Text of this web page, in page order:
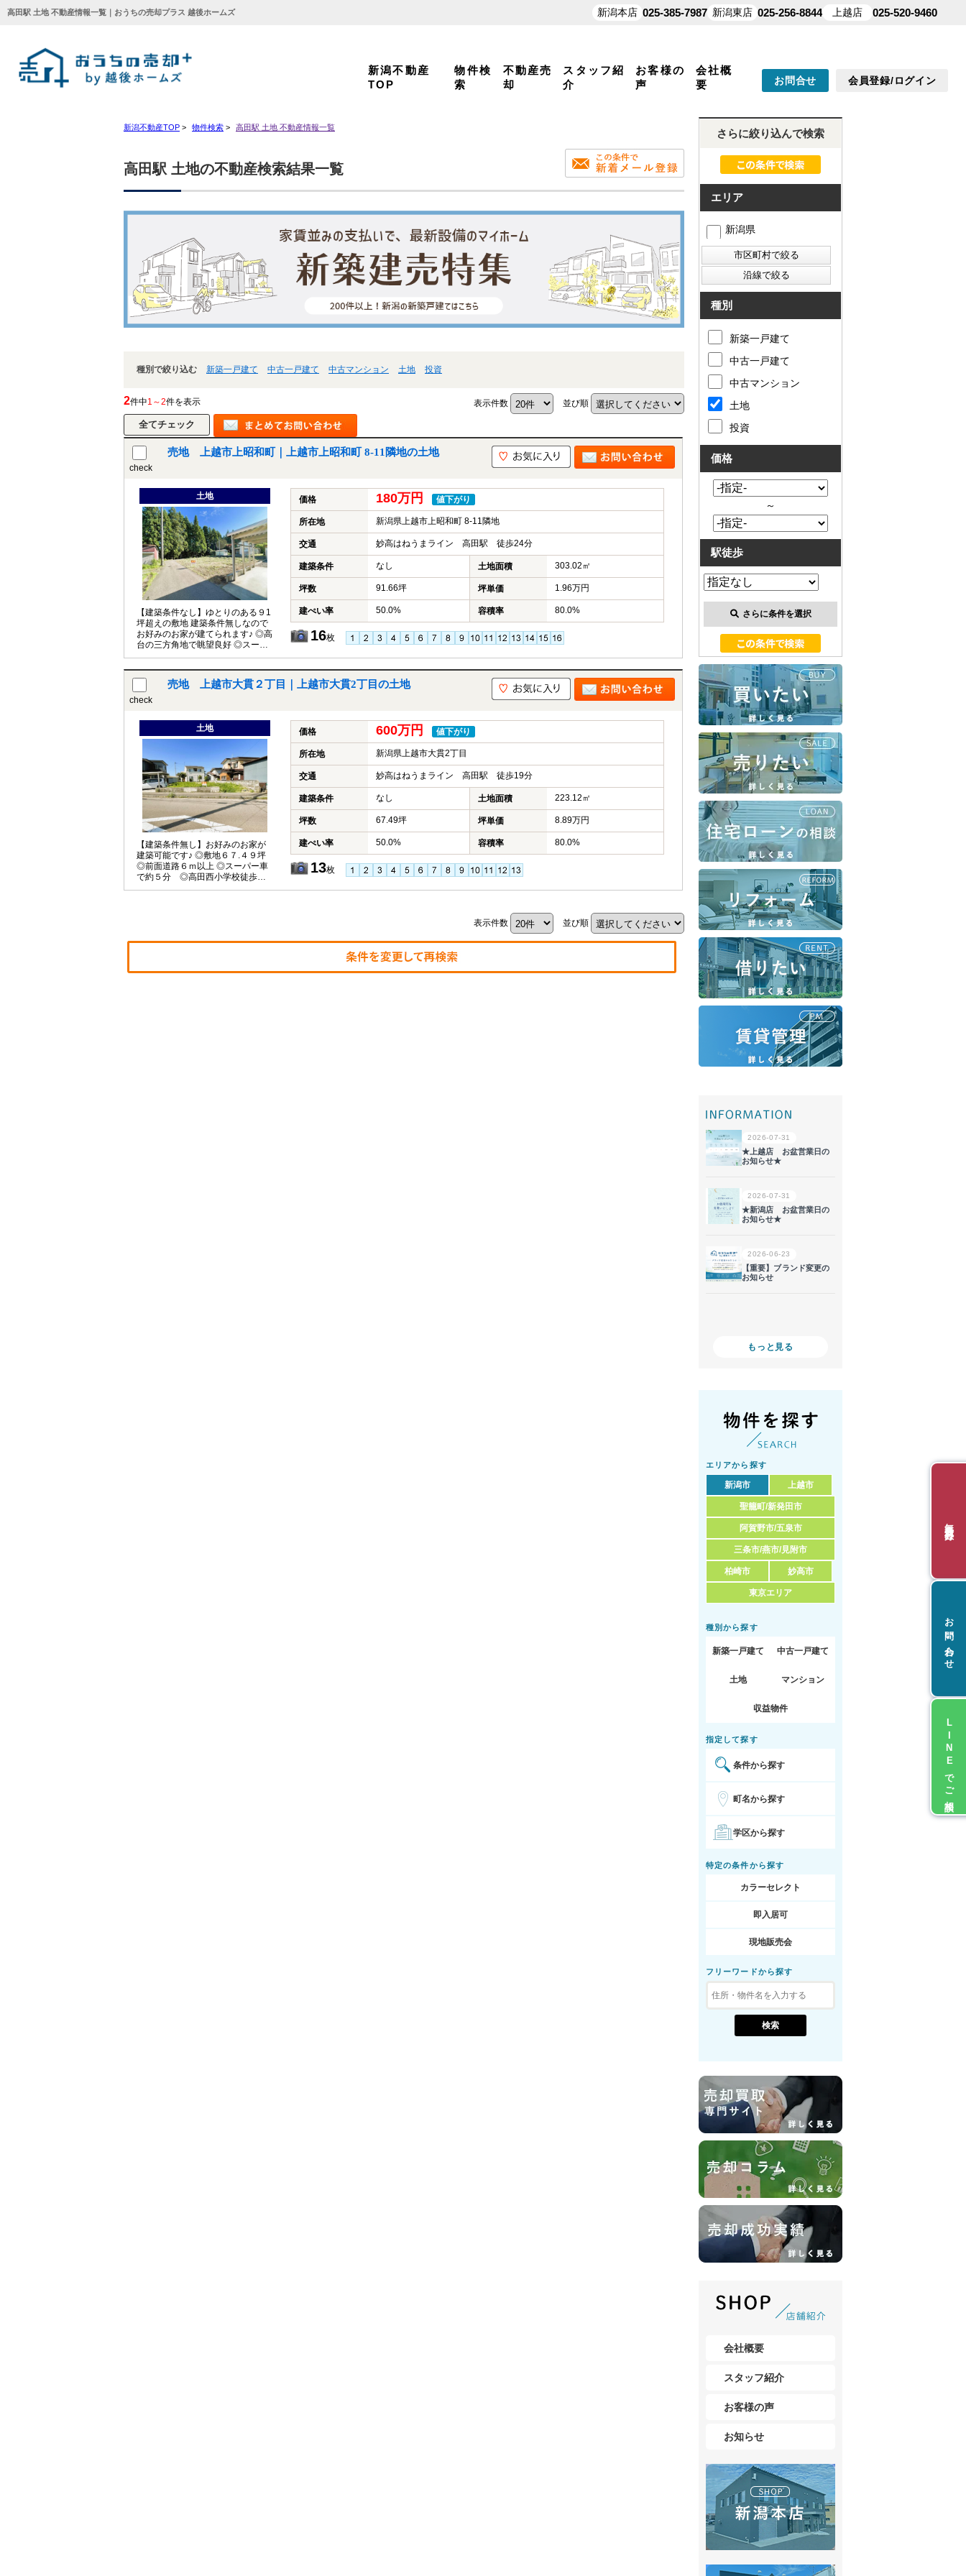
高田駅 土地 不動産情報一覧｜おうちの売却プラス 越後ホームズ
新潟不動産
TOP
物件検
索
不動産売
却
スタッフ紹
介
お客様の
声
会社概
要
お問合せ 会員登録/ログイン
新潟不動産TOP > 物件検索 > 高田駅 土地 不動産情報一覧
高田駅 土地の不動産検索結果一覧
種別で絞り込む 新築一戸建て 中古一戸建て 中古マンション 土地 投資
2件中1～2件を表示 表示件数 並び順
check
売地 上越市上昭和町｜上越市上昭和町 8-11隣地の土地
土地
【建築条件なし】ゆとりのある９1
坪超えの敷地 建築条件無しなので
お好みのお家が建てられます♪ ◎高
台の三方角地で眺望良好 ◎スーパ
価格 180万円 値下がり
所在地 新潟県上越市上昭和町 8-11隣地
交通 妙高はねうまライン 高田駅 徒歩24分
建築条件 なし 土地面積 303.02㎡
坪数 91.66坪 坪単価 1.96万円
建ぺい率 50.0% 容積率 80.0%
16枚
check
売地 上越市大貫２丁目｜上越市大貫2丁目の土地
土地
【建築条件無し】お好みのお家が
建築可能です♪ ◎敷地６７.４９坪
◎前面道路６ｍ以上 ◎スーパー車
で約５分 ◎高田西小学校徒歩約５
価格 600万円 値下がり
所在地 新潟県上越市大貫2丁目
交通 妙高はねうまライン 高田駅 徒歩19分
建築条件 なし 土地面積 223.12㎡
坪数 67.49坪 坪単価 8.89万円
建ぺい率 50.0% 容積率 80.0%
13枚
表示件数 並び順
さらに絞り込んで検索
エリア
新潟県
種別
新築一戸建て
中古一戸建て
中古マンション
土地
投資
価格
～
駅徒歩
さらに条件を選択
もっと見る
エリアから探す
新潟市 上越市
聖籠町/新発田市
阿賀野市/五泉市
三条市/燕市/見附市
柏崎市 妙高市
東京エリア
種別から探す
新築一戸建て 中古一戸建て
土地 マンション
収益物件
指定して探す
条件から探す
町名から探す
学区から探す
特定の条件から探す
カラーセレクト
即入居可
現地販売会
フリーワードから探す
会社概要
スタッフ紹介
お客様の声
お知らせ
新潟本店 025-385-7987 新潟東店 025-256-8844 上越店 025-520-9460
お問い合わせ
LINEでご相談